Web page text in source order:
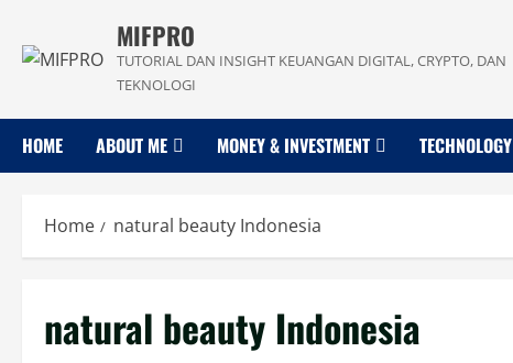
content
MIFPRO
TUTORIAL DAN INSIGHT KEUANGAN DIGITAL, CRYPTO, DAN
TEKNOLOGI
HOME ABOUT ME MONEY & INVESTMENT TECHNOLOGY
Home natural beauty Indonesia
natural beauty Indonesia